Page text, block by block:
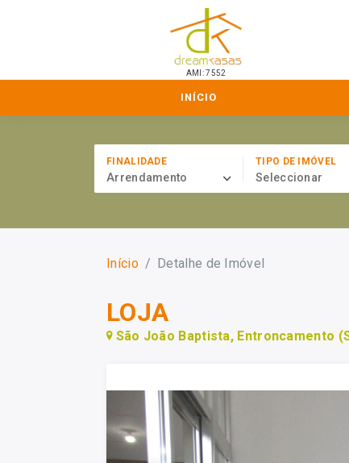
AMI: 7552
INÍCIO
FINALIDADE
Arrendamento
TIPO DE IMÓVEL
Seleccionar
Início Detalhe de Imóvel
LOJA
São João Baptista, Entroncamento